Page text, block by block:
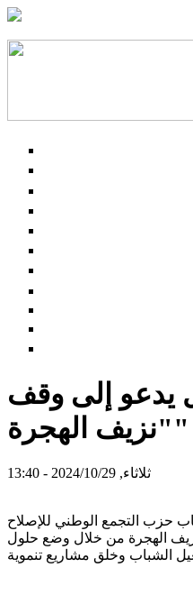
يدعو إلى وقف
"نزيف الهجرة"
ثلاثاء, 2024/10/29 - 13:40
حزب التجمع الوطني للإصلاح
الهجرة من خلال وضع حلول